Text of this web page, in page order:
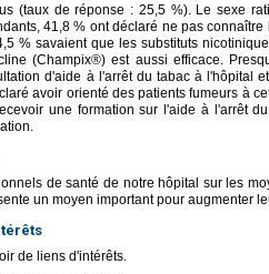
(taux de réponse : 25,5 %). Le sexe
41,8 % ont déclaré ne pas
% savaient que les substituts
(Champix®) est aussi efficace.
d'aide à l'arrêt du tabac à l'hôpital
avoir orienté des patients fumeurs à
une formation sur l'aide à l'arrêt
de santé de notre hôpital sur les
un moyen important pour augmenter
de liens d'intérêts.